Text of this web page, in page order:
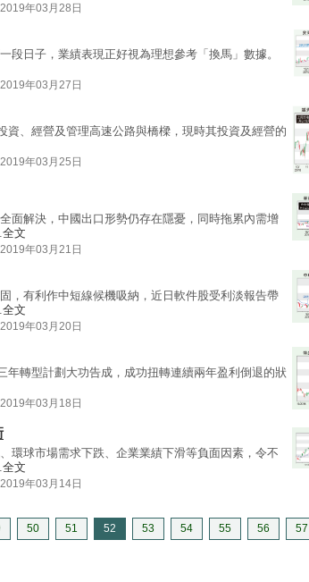
2019年03月28日
段日子，業績表現正好視為理想參考「換馬」數據。
2019年03月27日
資、經營及管理高速公路與橋樑，現時其投資及經營的
2019年03月25日
面解決，中國出口形勢仍存在隱憂，同時拖累內需增
全文
2019年03月21日
，有利作中短線候機吸納，近日軟件股受利淡報告帶
全文
2019年03月20日
年轉型計劃大功告成，成功扭轉連續兩年盈利倒退的狀
2019年03月18日
環球市場需求下跌、企業業績下滑等負面因素，令不
全文
2019年03月14日
50 51 52 53 54 55 56 57